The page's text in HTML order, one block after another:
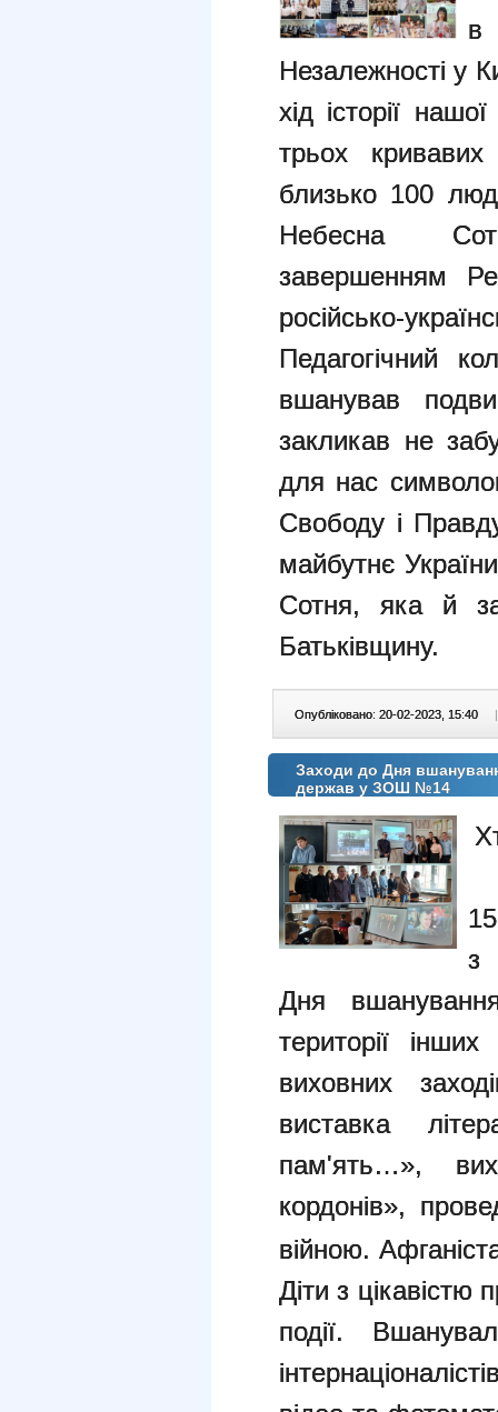
в
Незалежності у
хід історії
трьох
близько 100
Небесна
завершенням
російсько-
Педагогічний
вшанував
закликав не
для нас
Свободу і
майбутнє
Сотня, яка й
Батьківщину.
Опубліковано: 20-02-2023, 15:40 |
Заходи до Дня
держав у ЗОШ №14
з
Дня
території
виховних
виставка
пам'ять…»,
кордонів»,
війною.
Діти з цікавістю
події.